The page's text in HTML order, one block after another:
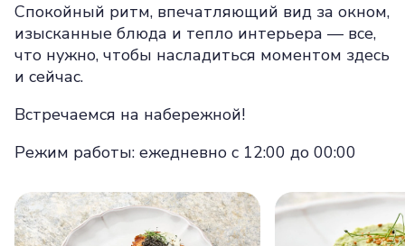
Спокойный ритм, впечатляющий вид за окном,
изысканные блюда и тепло интерьера — все,
что нужно, чтобы насладиться моментом здесь
и сейчас.
Встречаемся на набережной!
Режим работы: ежедневно с 12:00 до 00:00